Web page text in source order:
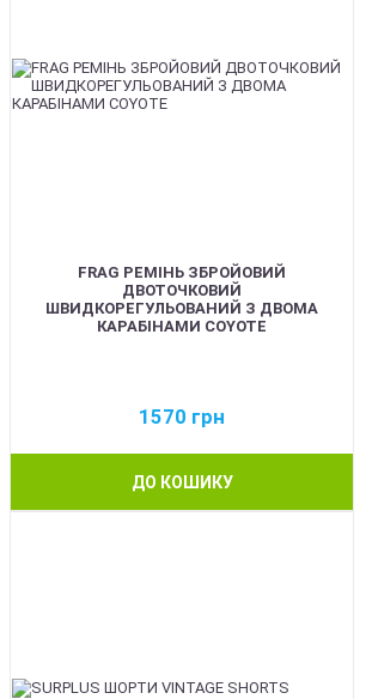
FRAG РЕМІНЬ ЗБРОЙОВИЙ
ДВОТОЧКОВИЙ
ШВИДКОРЕГУЛЬОВАНИЙ З ДВОМА
КАРАБІНАМИ COYOTE
1570 грн
ДО КОШИКУ